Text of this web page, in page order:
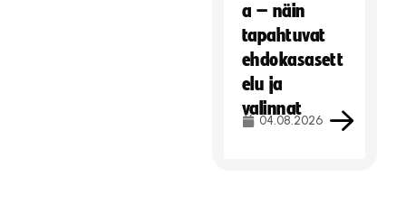
a – näin
tapahtuvat
ehdokasasett
elu ja
valinnat
04.08.2026